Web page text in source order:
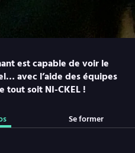
est capable de voir le
avec l’aide des équipes
tout soit NI-CKEL !
Se former